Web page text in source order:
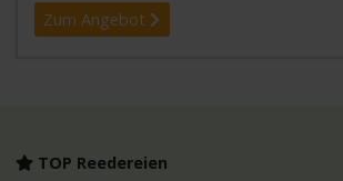
Zum Angebot
TOP Reedereien